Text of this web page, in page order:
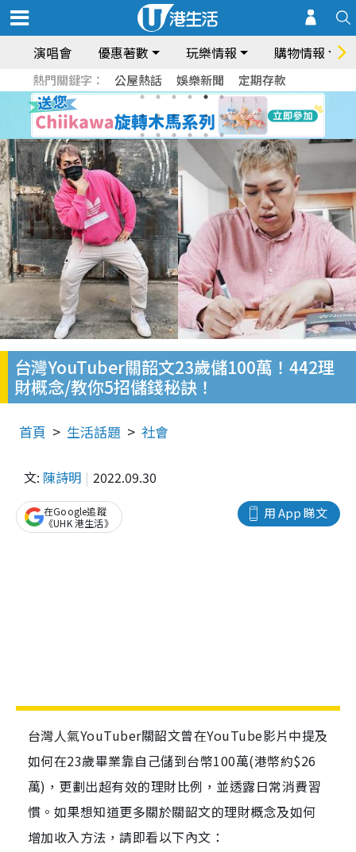
演唱會 優惠著數 玩樂情報 購物情報
熱門關鍵字： 公屋熱話 娛樂新聞 定期存款
台灣YouTuber關韶文23歲儲100萬！442理
財概念/教你5招儲錢秘訣！
首頁 生活話題 社會
文: 陳詩明 2022.09.30
用 App 睇文
在Google追蹤
《UHK 港生活》
台灣人氣YouTuber關韶文曾在YouTube影片中提及
如何在23歲畢業靠自己儲到台幣100萬(港幣約$26
萬)，更劃出超有效的理財比例，並透露日常消費習
慣。如果想知道更多關於關韶文的理財概念及如何
增加收入方法，請即看以下內文：